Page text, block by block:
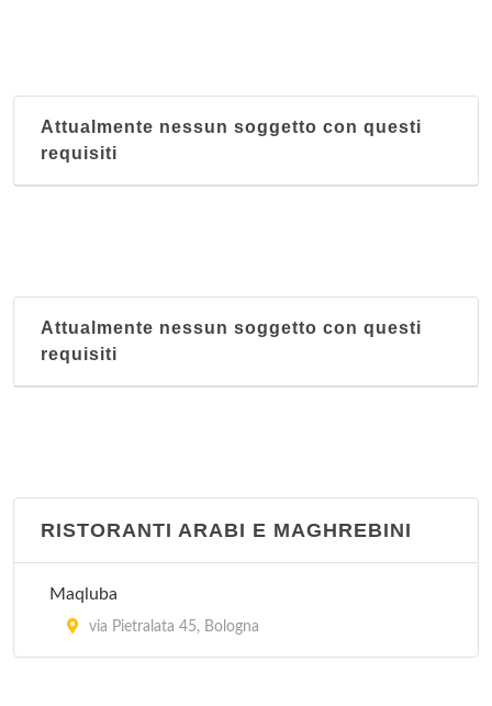
Attualmente nessun soggetto con questi
requisiti
Attualmente nessun soggetto con questi
requisiti
RISTORANTI ARABI E MAGHREBINI
Maqluba
via Pietralata 45, Bologna